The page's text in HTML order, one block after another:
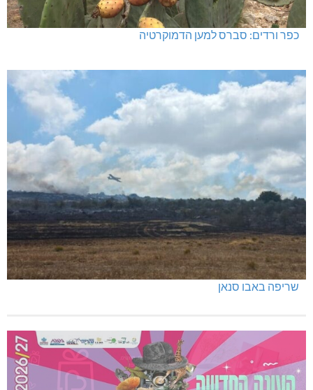
כפר ורדים: סברס למען הדמוקרטיה
שריפה באבו סנאן